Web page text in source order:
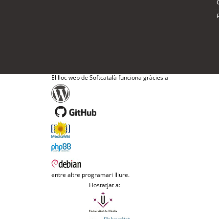
El lloc web de Softcatalà funciona gràcies a
entre altre programari lliure.
Hostatjat a: